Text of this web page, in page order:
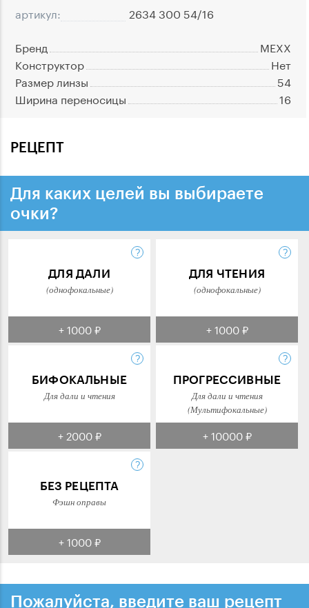
артикул:
2634 300 54/16
Бренд
MEXX
Конструктор
Нет
Размер линзы
54
Ширина переносицы
16
РЕЦЕПТ
Для каких целей вы выбираете
очки?
ДЛЯ ДАЛИ
(однофокальные)
+ 1000 ₽
ДЛЯ ЧТЕНИЯ
(однофокальные)
+ 1000 ₽
БИФОКАЛЬНЫЕ
Для дали и чтения
+ 2000 ₽
ПРОГРЕССИВНЫЕ
Для дали и чтения
(Мультифокальные)
+ 10000 ₽
БЕЗ РЕЦЕПТА
Фэшн оправы
+ 1000 ₽
Пожалуйста, введите ваш рецепт